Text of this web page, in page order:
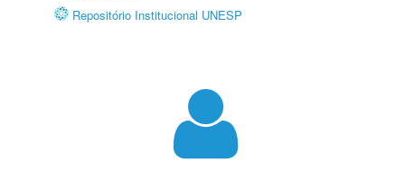
Repositório Institucional UNESP